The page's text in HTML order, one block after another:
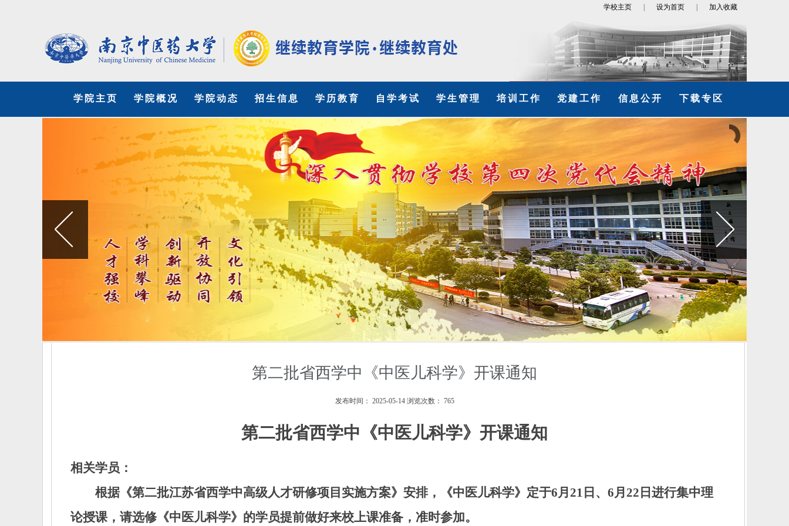
学校主页 设为首页 加入收藏
学院主页 学院概况 学院动态 招生信息 学历教育 自学考试 学生管理 培训工作 党建工作 信息公开 下载专区
第二批省西学中《中医儿科学》开课通知
发布时间： 2025-05-14 浏览次数： 765
第二批省西学中《中医儿科学》开课通知
相关学员：
根据《第二批江苏省西学中高级人才研修项目实施方案》安排，《中医儿科学》定于6月21 日、6月22 日进行集中理
论授课，请选修《中医儿科学》的学员提前做好来校上课准备，准时参加。